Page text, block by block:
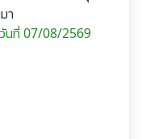
า
นที่ 07/08/2569